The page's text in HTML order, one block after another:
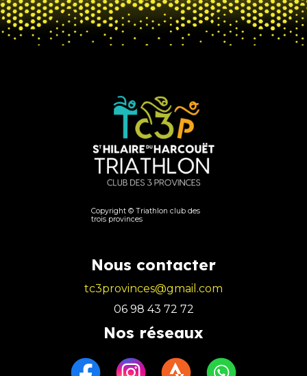
Copyright © Triathlon club des
trois provinces
Nous contacter
tc3provinces@gmail.com
06 98 43 72 72
Nos réseaux